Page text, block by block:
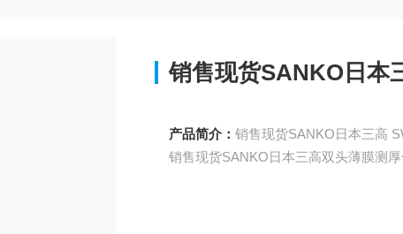
销售现货SANKO日本
产品简介：
销售现货SANKO日本三高双头薄膜测厚